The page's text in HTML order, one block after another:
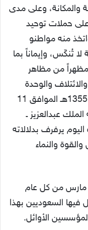
والمكانة، وعلى مدى
على حملات توحيد
منه مواطنو
تُنكّس، وإيماناً بما
من مظاهر
والوحدة
الوطنية، وحيث إن يوم 27 ذي الحجة 1355هـ الموافق 11
الملك عبدالعزيز ـ
يرفرف بدلالاته
والنماء
وبناء على هذا النص تم اعتبار يوم 11 مارس من كل عام
السعوديين بهذا
الأوائل.